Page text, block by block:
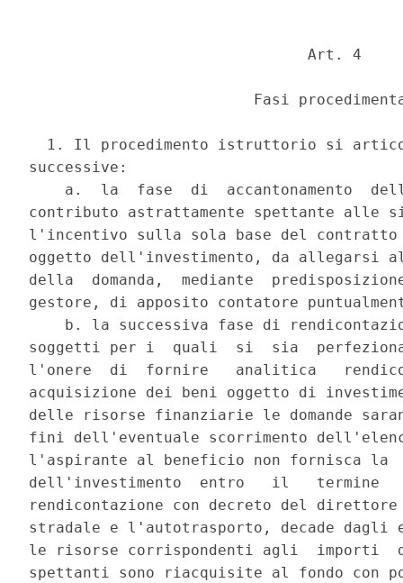
                               Art. 4
Fasi
1. Il procedimento istruttorio si
successive:
a.  la  fase  di  accantonamento
contributo astrattamente spettante alle
l'incentivo sulla sola base del
oggetto dell'investimento, da allegarsi al
della  domanda,  mediante
gestore, di apposito contatore
b. la successiva fase di
soggetti per i  quali  si  sia
l'onere  di  fornire   analitica
acquisizione dei beni oggetto di
delle risorse finanziarie le domande
fini dell'eventuale scorrimento
l'aspirante al beneficio non fornisca la
dell'investimento  entro   il   termine
rendicontazione con decreto del
stradale e l'autotrasporto, decade
le risorse corrispondenti agli  importi
spettanti sono riacquisite al fondo con